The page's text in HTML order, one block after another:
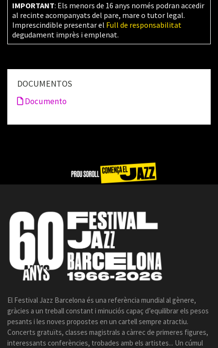
IMPORTANT: Els menors de 16 anys només podran accedir
al recinte acompanyats del pare, mare o tutor legal.
Imprescindible presentar el Full de responsabilitat
degudament imprès i emplenat.
DOCUMENTOS
Documento
El Festival Jazz Barcelona és una referència mundial al gènere,
gràcies a un treball constant i minuciós capaç d’equilibrar els pesos
pesants i les noves propostes en un cartell sempre atractiu.
Concerts gratuïts, classes magistrals a càrrec de primeres figures,
interessants conferències, trobades amb els artistes... Un cúmul